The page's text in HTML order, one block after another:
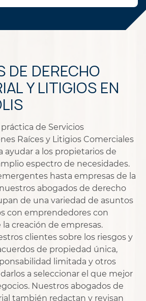
DE DERECHO
Y LITIGIOS EN
de Servicios
Raíces y Litigios Comerciales
ayudar a los propietarios de
espectro de necesidades.
hasta empresas de la
abogados de derecho
de una variedad de asuntos
con emprendedores con
creación de empresas.
clientes sobre los riesgos y
de propiedad única,
limitada y otros
a seleccionar el que mejor
Nuestros abogados de
también redactan y revisan